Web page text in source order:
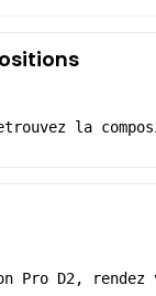
la
Pro D2,